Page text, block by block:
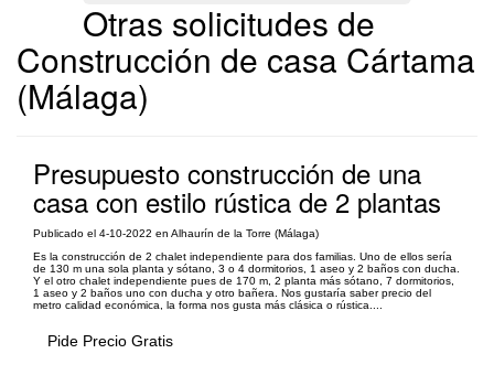
Otras solicitudes de
Construcción de casa Cártama
(Málaga)
Presupuesto construcción de una
casa con estilo rústica de 2 plantas
Publicado el 4-10-2022 en Alhaurín de la Torre (Málaga)
Es la construcción de 2 chalet independiente para dos familias. Uno de ellos sería
de 130 m una sola planta y sótano, 3 o 4 dormitorios, 1 aseo y 2 baños con ducha.
Y el otro chalet independiente pues de 170 m, 2 planta más sótano, 7 dormitorios,
1 aseo y 2 baños uno con ducha y otro bañera. Nos gustaría saber precio del
metro calidad económica, la forma nos gusta más clásica o rústica....
Pide Precio Gratis